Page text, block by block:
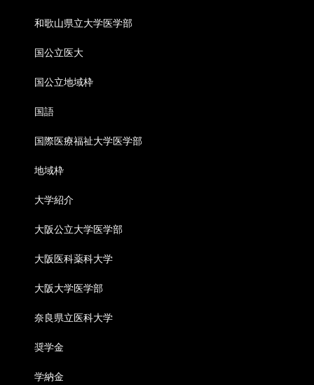
和歌山県立大学医学部
国公立医大
国公立地域枠
国語
国際医療福祉大学医学部
地域枠
大学紹介
大阪公立大学医学部
大阪医科薬科大学
大阪大学医学部
奈良県立医科大学
奨学金
学納金